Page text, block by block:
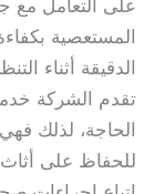
على التعامل مع
المستعصية
الدقيقة أثناء
تقدم الشركة
الحاجة، لذلك
للحفاظ على